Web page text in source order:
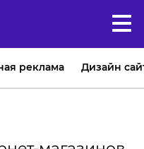
реклама Дизайн